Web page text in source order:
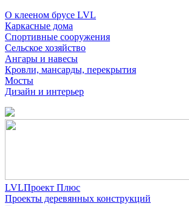
О клееном брусе LVL
Каркасные дома
Спортивные сооружения
Сельское хозяйство
Ангары и навесы
Кровли, мансарды, перекрытия
Мосты
Дизайн и интерьер
LVLПроект Плюс
Проекты деревянных конструкций